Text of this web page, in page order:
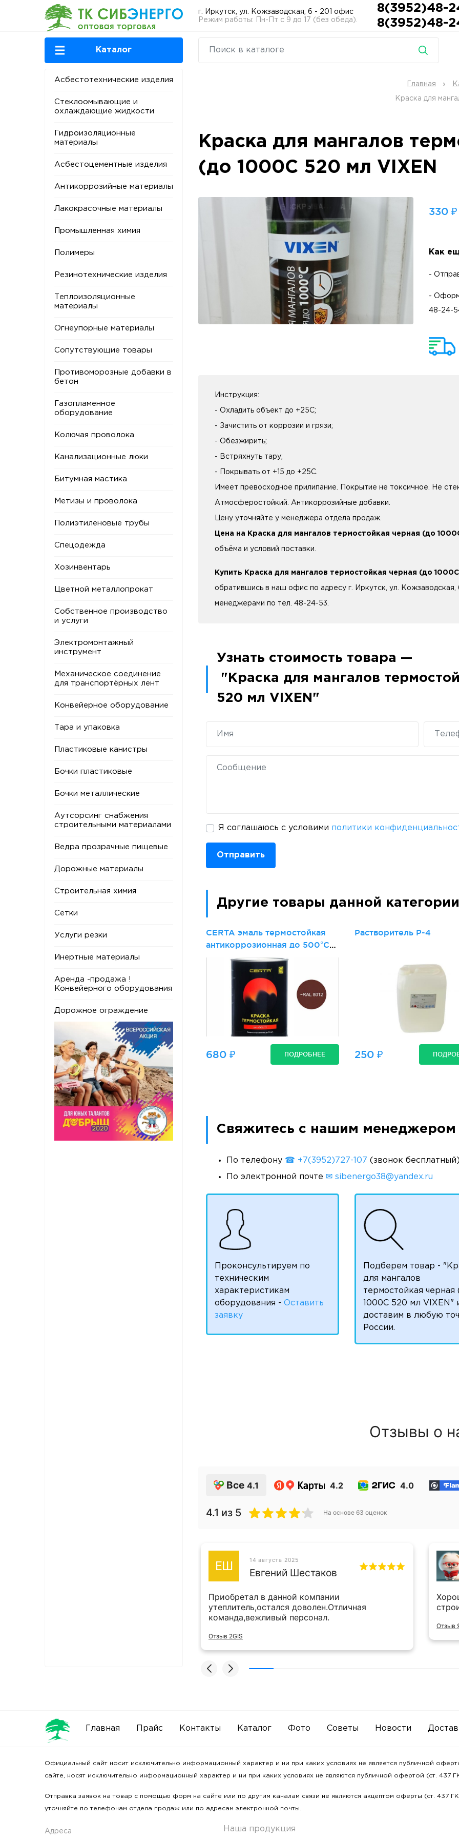
г. Иркутск, ул. Кожзаводская, 6 - 201 офис
Режим работы: Пн-Пт с 9 до 17 (без обеда).
8(3952)48-
8(3952)48-
Каталог
Асбестотехнические изделия
Стеклоомывающие и
охлаждающие жидкости
Гидроизоляционные
материалы
Асбестоцементные изделия
Антикоррозийные материалы
Лакокрасочные материалы
Промышленная химия
Полимеры
Резинотехнические изделия
Теплоизоляционные
материалы
Огнеупорные материалы
Сопутствующие товары
Противоморозные добавки в
бетон
Газопламенное
оборудование
Колючая проволока
Канализационные люки
Битумная мастика
Метизы и проволока
Полиэтиленовые трубы
Спецодежда
Хозинвентарь
Цветной металлопрокат
Собственное производство
и услуги
Электромонтажный
инструмент
Механическое соединение
для транспортёрных лент
Конвейерное оборудование
Тара и упаковка
Пластиковые канистры
Бочки пластиковые
Бочки металлические
Аутсорсинг снабжения
строительными материалами
Ведра прозрачные пищевые
Дорожные материалы
Строительная химия
Сетки
Услуги резки
Инертные материалы
Аренда -продажа !
Конвейерного оборудования
Дорожное ограждение
Главная
Краска для
Краска для мангалов
(до 1000С 520 мл VIXEN
330 ₽
Как
-
-
48-24-
Инструкция:
- Охладить объект до +25C;
- Зачистить от коррозии и грязи;
- Обезжирить;
- Встряхнуть тару;
- Покрывать от +15 до +25C.
Имеет превосходное прилипание. Покрытие не токсичное. Не
Атмосферостойкий. Антикоррозийные добавки.
Цену уточняйте у менеджера отдела продаж.
Цена на Краска для мангалов термостойкая черная (до
объёма и условий поставки.
Купить Краска для мангалов термостойкая черная (до
обратившись в наш офис по адресу г. Иркутск, ул.
менеджерами по тел. 48-24-53.
Узнать стоимость товара —
"Краска для мангалов
520 мл VIXEN"
Я соглашаюсь с условими политики
Отправить
Другие товары данной категории
CERTA эмаль термостойкая
антикоррозионная до 500°С
красно-коричневый
680 ₽ ПОДРОБНЕЕ
Растворитель Р-4
250 ₽
Свяжитесь с нашим менеджером
По телефону ☎ +7(3952)727-107 (звонок
По электронной почте ✉ sibenergo38@yandex.ru
Проконсультируем по
техническим
характеристикам
оборудования - Оставить
заявку
Подберем товар -
для мангалов
термостойкая черная
1000С 520 мл VIXEN"
доставим в любую
России.
Отзывы о
Все 4.1 4.2 4.0
4.1 из 5 На основе 63 оценок
ЕШ 14 августа 2025
Евгений Шестаков
Приобретал в данной компании
утеплитель,остался доволен.Отличная
команда,вежливый персонал.
Отзыв 2GIS
Отзыв
Главная Прайс Контакты Каталог Фото Советы Новости
Официальный сайт носит исключительно информационный характер и ни при каких условиях не является публичной
сайте, носят исключительно информационный характер и ни при каких условиях не являются публичной офертой (ст. 437
Отправка заявок на товар с помощью форм на сайте или по другим каналам связи не являются акцептом оферты (ст. 437
уточняйте по телефонам отдела продаж или по адресам электронной почты.
Адреса Наша продукция